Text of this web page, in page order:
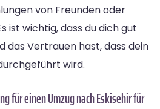
von Freunden oder
ist wichtig, dass du dich gut
das Vertrauen hast, dass dein
wird.
für einen Umzug nach Eskisehir für